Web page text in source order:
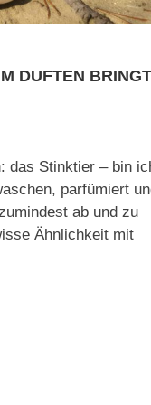
DUFTEN BRINGT
das Stinktier – bin
parfümiert
ab und zu
Ähnlichkeit mit